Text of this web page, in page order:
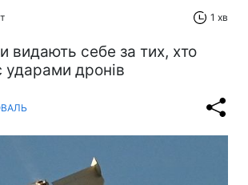
1 хв
видають себе за тих, хто
ударами дронів